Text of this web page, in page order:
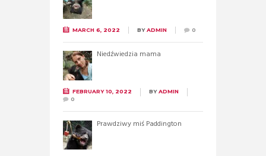
MARCH 6, 2022 BYADMIN 0
Niedźwiedzia mama
FEBRUARY 10, 2022 BYADMIN
0
Prawdziwy miś Paddington